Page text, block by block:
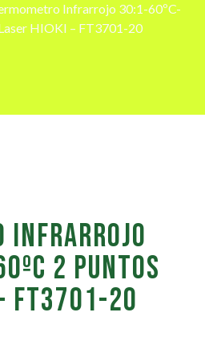
Infrarrojo 30:1-60ºC-
HIOKI – FT3701-20
2 PUNTOS
FT3701-20